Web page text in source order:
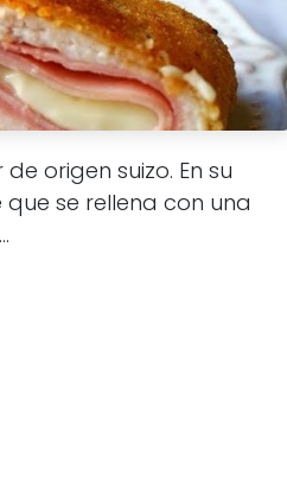
origen suizo. En su
se rellena con una